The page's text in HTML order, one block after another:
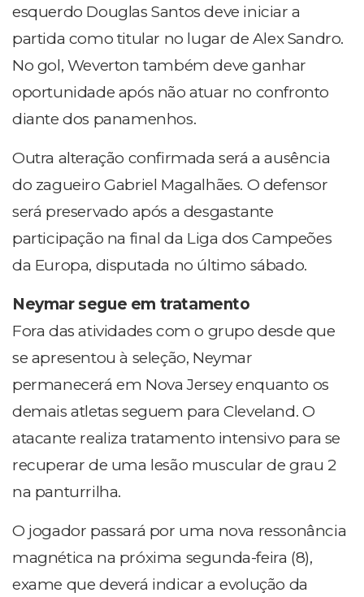
esquerdo Douglas Santos deve iniciar a
partida como titular no lugar de Alex Sandro.
No gol, Weverton também deve ganhar
oportunidade após não atuar no confronto
diante dos panamenhos.
Outra alteração confirmada será a ausência
do zagueiro Gabriel Magalhães. O defensor
será preservado após a desgastante
participação na final da Liga dos Campeões
da Europa, disputada no último sábado.
Neymar segue em tratamento
Fora das atividades com o grupo desde que
se apresentou à seleção, Neymar
permanecerá em Nova Jersey enquanto os
demais atletas seguem para Cleveland. O
atacante realiza tratamento intensivo para se
recuperar de uma lesão muscular de grau 2
na panturrilha.
O jogador passará por uma nova ressonância
magnética na próxima segunda-feira (8),
exame que deverá indicar a evolução da